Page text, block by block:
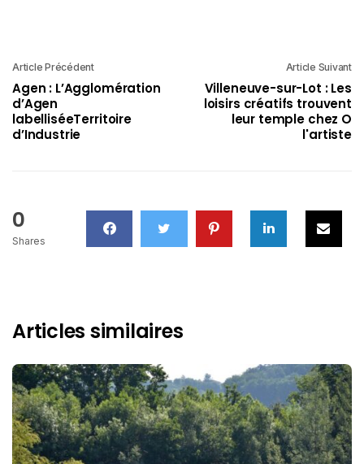
Article Précédent
Agen : L’Agglomération
d’Agen
labelliséeTerritoire
d’Industrie
Article Suivant
Villeneuve-sur-Lot : Les
loisirs créatifs trouvent
leur temple chez O
l'artiste
0
Shares
Articles similaires